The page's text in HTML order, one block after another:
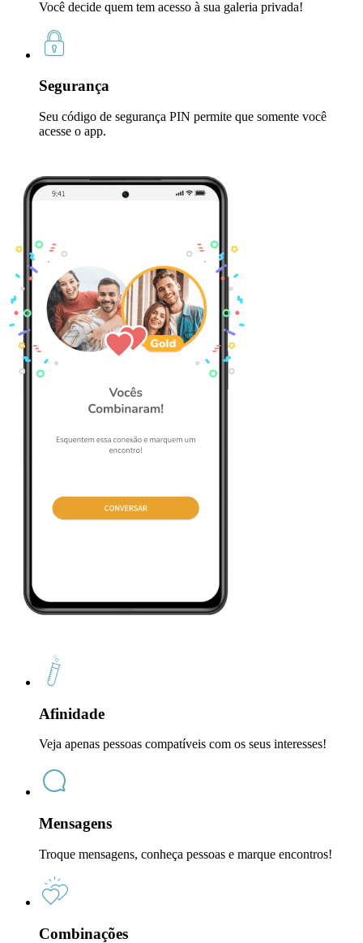
Você decide quem tem acesso à sua galeria privada!
Segurança
Seu código de segurança PIN permite que somente você
acesse o app.
Afinidade
Veja apenas pessoas compatíveis com os seus interesses!
Mensagens
Troque mensagens, conheça pessoas e marque encontros!
Combinações